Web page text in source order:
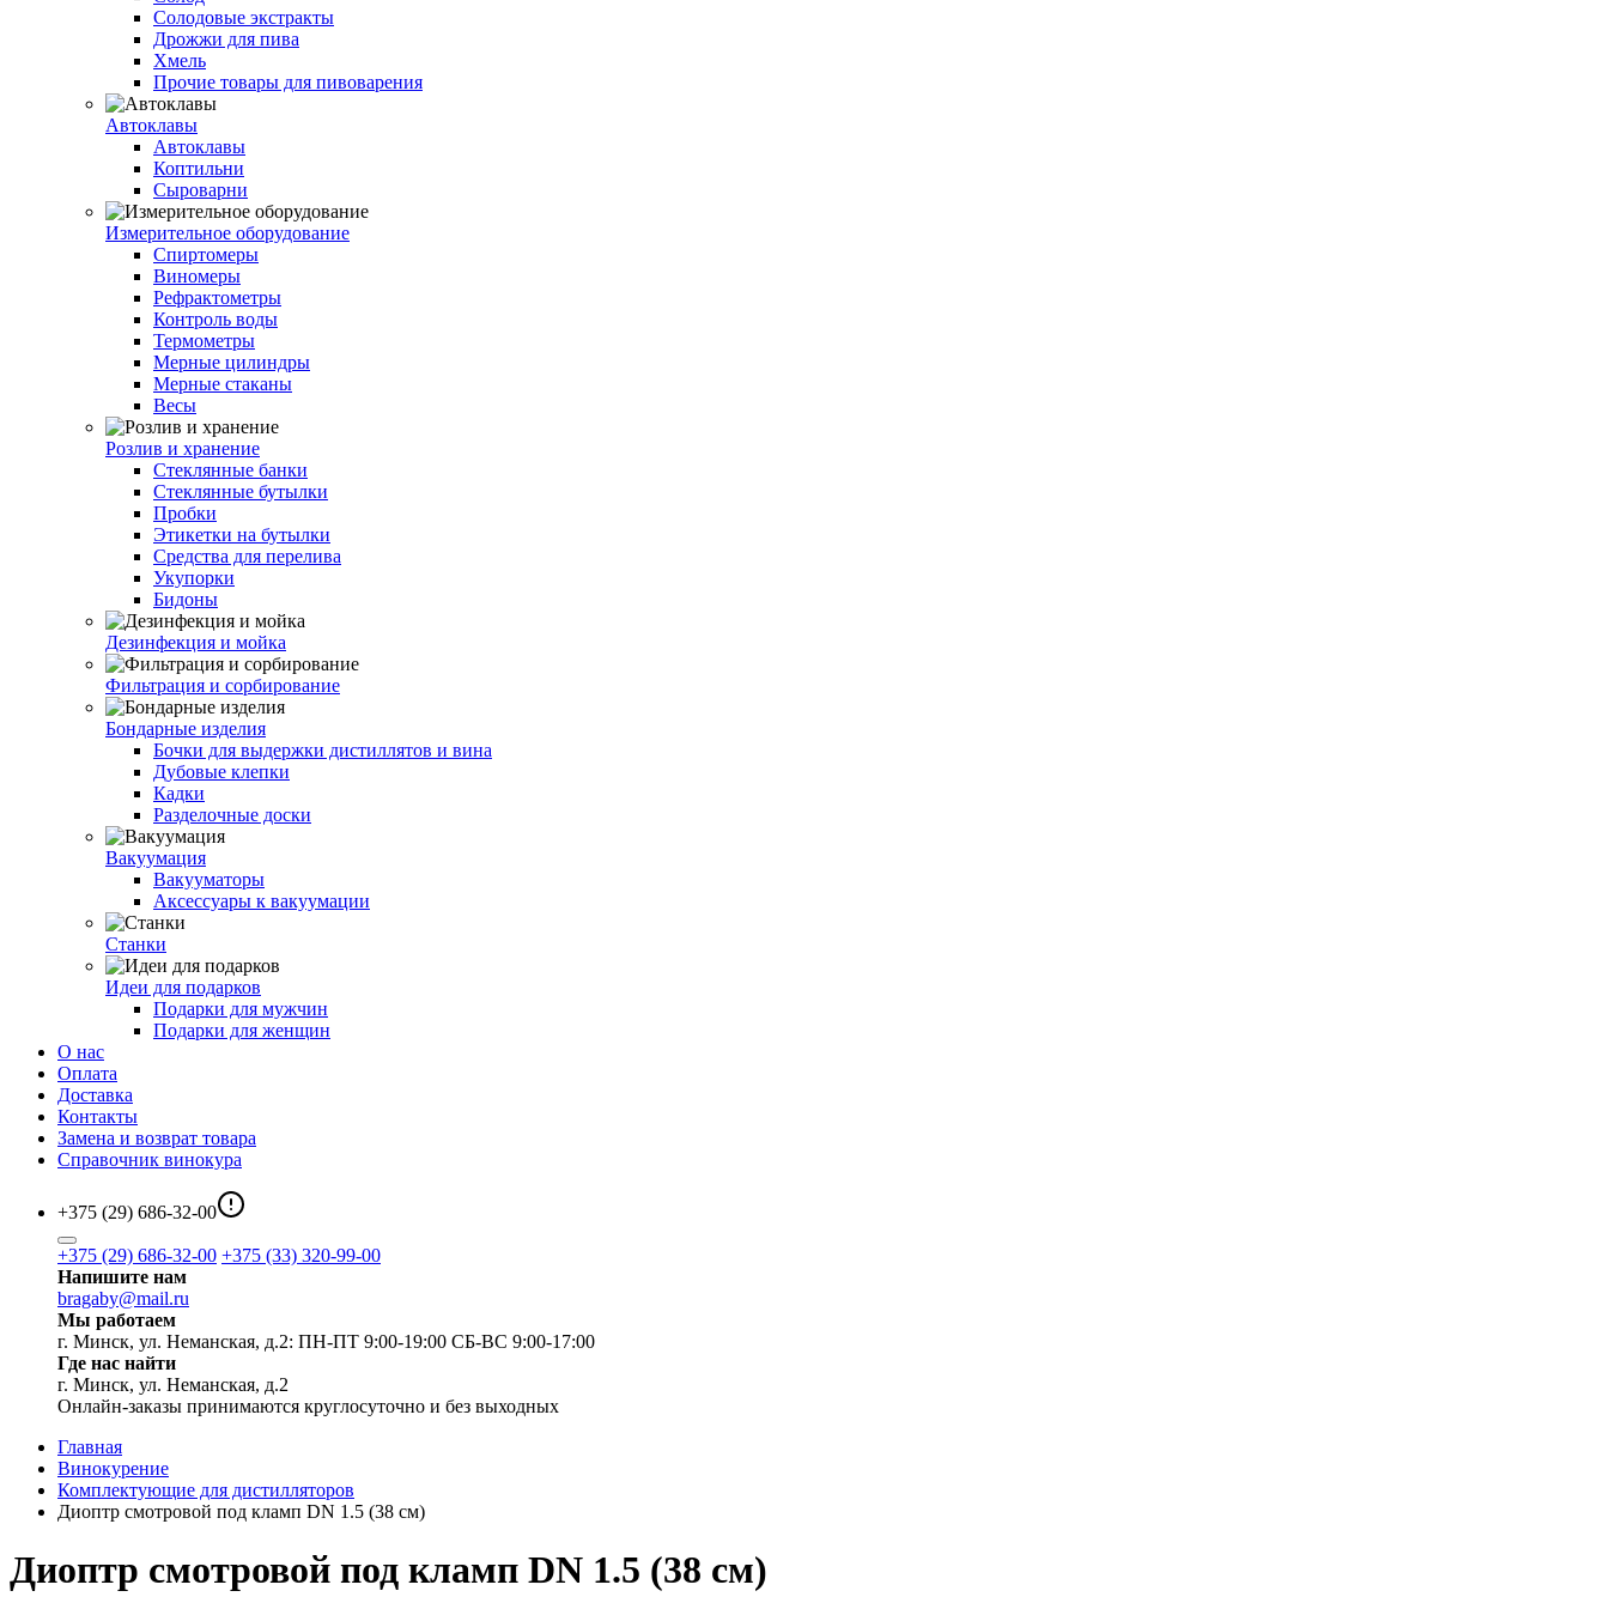
Солодовые экстракты
Дрожжи для пива
Хмель
Прочие товары для пивоварения
Автоклавы
Автоклавы
Коптильни
Сыроварни
Измерительное оборудование
Спиртомеры
Виномеры
Рефрактометры
Контроль воды
Термометры
Мерные цилиндры
Мерные стаканы
Весы
Розлив и хранение
Стеклянные банки
Стеклянные бутылки
Пробки
Этикетки на бутылки
Средства для перелива
Укупорки
Бидоны
Дезинфекция и мойка
Фильтрация и сорбирование
Бондарные изделия
Бочки для выдержки дистиллятов и вина
Дубовые клепки
Кадки
Разделочные доски
Вакуумация
Вакууматоры
Аксессуары к вакуумации
Станки
Идеи для подарков
Подарки для мужчин
Подарки для женщин
О нас
Оплата
Доставка
Контакты
Замена и возврат товара
Справочник винокура
+375 (29) 686-32-00
+375 (29) 686-32-00 +375 (33) 320-99-00
Напишите нам
bragaby@mail.ru
Мы работаем
г. Минск, ул. Неманская, д.2: ПН-ПТ 9:00-19:00 СБ-ВС 9:00-17:00
Где нас найти
г. Минск, ул. Неманская, д.2
Онлайн-заказы принимаются круглосуточно и без выходных
Главная
Винокурение
Комплектующие для дистилляторов
Диоптр смотровой под кламп DN 1.5 (38 см)
Диоптр смотровой под кламп DN 1.5 (38 см)